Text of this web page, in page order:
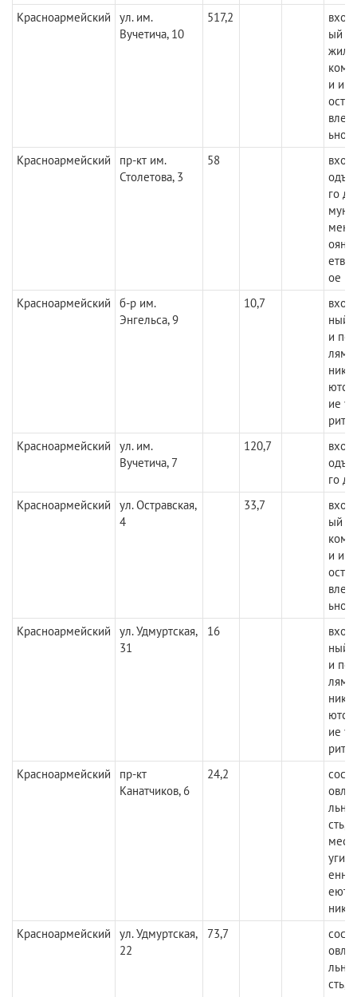
Красноармейский
ул. им.
Вучетича, 10
517,2
вход
ый с
и
ьное
Красноармейский
пр-кт им.
Столетова, 3
58
вход
го
ое
Красноармейский
б-р им.
Энгельса, 9
10,7
вход
ный
и
ие
Красноармейский
ул. им.
Вучетича, 7
120,7
вход
го
Красноармейский
ул. Остравская,
4
33,7
вход
ый
и
ьное
Красноармейский
ул. Удмуртская,
31
16
вход
ный
и
ие
Красноармейский
пр-кт
Канатчиков, 6
24,2
сть,
Красноармейский
ул. Удмуртская,
22
73,7
сть,